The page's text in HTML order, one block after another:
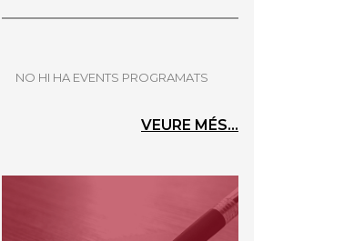
NO HI HA EVENTS PROGRAMATS
VEURE MÉS...